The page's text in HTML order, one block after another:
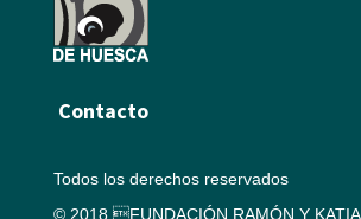
Contacto
Todos los derechos reservados
© 2018 FUNDACIÓN RAMÓN Y KATIA